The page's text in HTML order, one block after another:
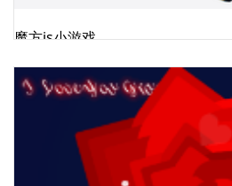
魔方js小游戏